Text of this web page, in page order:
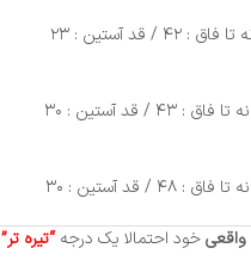
خود احتمالا یک درجه“تیره تر”